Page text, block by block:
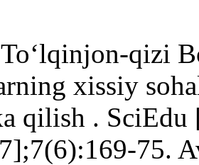
qizi
xissiy
qilish .
75.